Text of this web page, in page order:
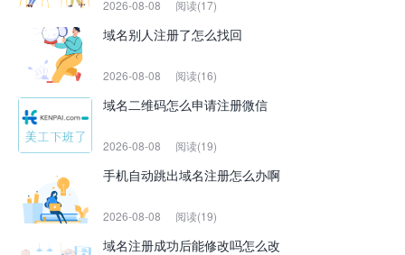
2026-08-08 阅读(17)
域名别人注册了怎么找回
2026-08-08 阅读(16)
域名二维码怎么申请注册微信
2026-08-08 阅读(19)
手机自动跳出域名注册怎么办啊
2026-08-08 阅读(19)
域名注册成功后能修改吗怎么改